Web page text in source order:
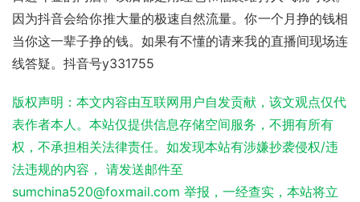
因为抖音会给你推大量的极速自然流量。你一个月挣的钱相
当你这一辈子挣的钱。如果有不懂的请来我的直播间现场连
线答疑。抖音号y331755
版权声明：本文内容由互联网用户自发贡献，该文观点仅代
表作者本人。本站仅提供信息存储空间服务，不拥有所有
权，不承担相关法律责任。如发现本站有涉嫌抄袭侵权/违
法违规的内容， 请发送邮件至
sumchina520@foxmail.com 举报，一经查实，本站将立